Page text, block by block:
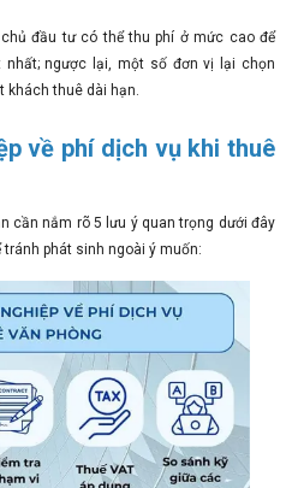
đầu tư có thể thu phí ở mức cao để
ngược lại, một số đơn vị lại chọn
khách thuê dài hạn.
về phí dịch vụ khi thuê
cần nắm rõ 5 lưu ý quan trọng dưới đây
phát sinh ngoài ý muốn: